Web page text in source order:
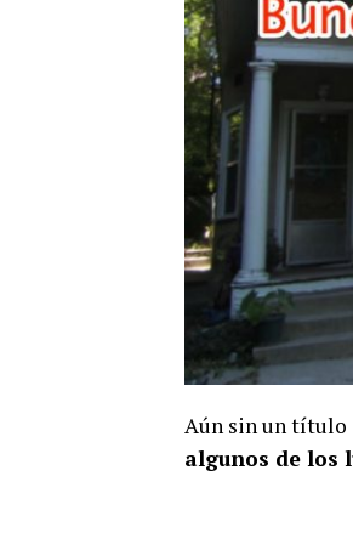
Aún sin un título
algunos de los